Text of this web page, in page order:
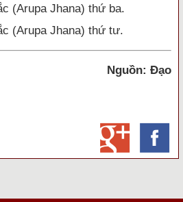
(Arupa Jhana) thứ ba.
(Arupa Jhana) thứ tư.
Đạo